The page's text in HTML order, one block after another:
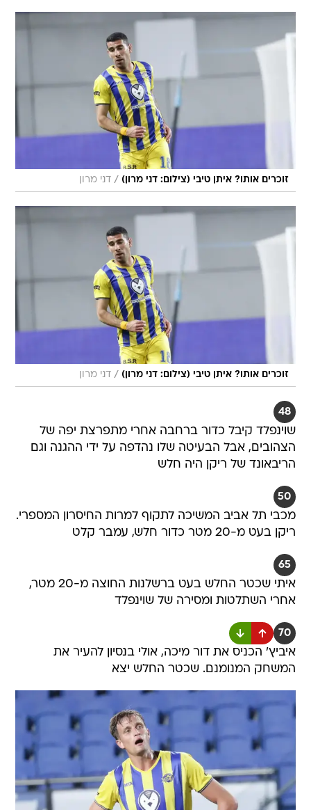
זוכרים אותו? איתן טיבי (צילום: דני מרון) / דני מרון
זוכרים אותו? איתן טיבי (צילום: דני מרון) / דני מרון
48
שוינפלד קיבל כדור ברחבה אחרי מתפרצת יפה של
הצהובים, אבל הבעיטה שלו נהדפה על ידי ההגנה וגם
הריבאונד של ריקן היה חלש
50
מכבי תל אביב המשיכה לתקוף למרות החיסרון המספרי.
ריקן בעט מ-20 מטר כדור חלש, עמבר קלט
65
איתי שכטר החלש בעט ברשלנות החוצה מ-20 מטר,
אחרי השתלטות ומסירה של שוינפלד
70
איביץ' הכניס את דור מיכה, אולי בנסיון להעיר את
המשחק המנומנם. שכטר החלש יצא